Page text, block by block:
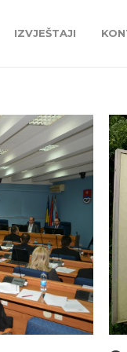
IZVJEŠTAJI